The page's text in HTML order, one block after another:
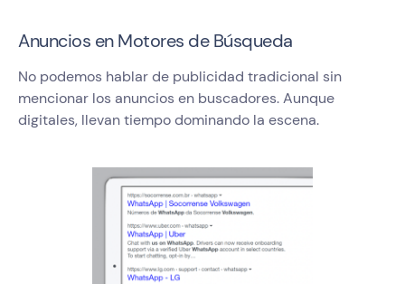
Anuncios en Motores de Búsqueda
No podemos hablar de publicidad tradicional sin
mencionar los anuncios en buscadores. Aunque
digitales, llevan tiempo dominando la escena.